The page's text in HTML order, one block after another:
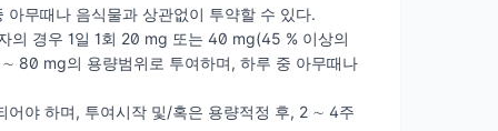
무때나 음식물과 상관없이 투약할 수 있다.
의 경우 1일 1회 20 mg 또는 40 mg(45 % 이상의
80 mg의 용량범위로 투여하며, 하루 중 아무때나
어야 하며, 투여시작 및/혹은 용량적정 후, 2 ∼ 4주